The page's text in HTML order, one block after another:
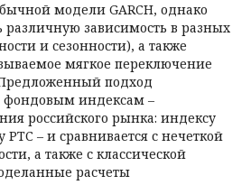
модели GARCH, однако
различную зависимость в разных
и сезонности), а также
мягкое переключение
подход
фондовым индексам –
российского рынка: индексу
– и сравнивается с нечеткой
а также с классической
расчеты